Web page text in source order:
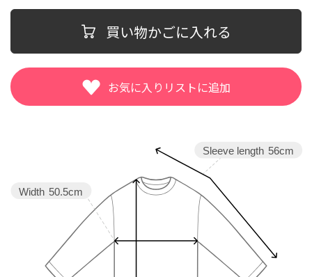
買い物かごに入れる
Sleeve length 56cm
Width 50.5cm